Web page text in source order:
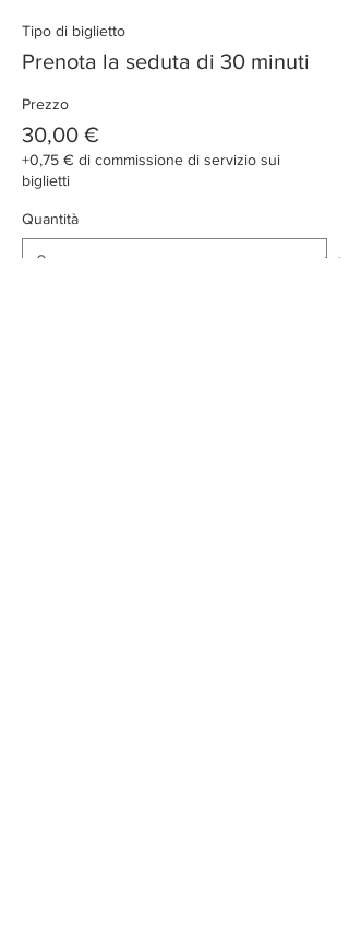
Tipo di biglietto
Prenota la seduta di 30 minuti
Prezzo
30,00 €
+0,75 € di commissione di servizio sui
biglietti
Quantità